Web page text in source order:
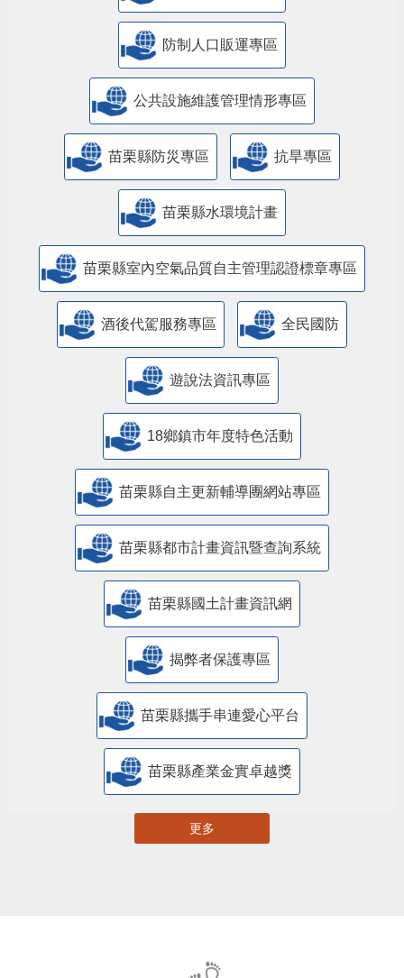
防制人口販運專區
​公共設施維護管理情形專區
苗栗縣防災專區 抗旱專區
苗栗縣水環境計畫
苗栗縣室內空氣品質自主管理認證標章專區
酒後代駕服務專區 全民國防
遊說法資訊專區
18鄉鎮市年度特色活動
苗栗縣自主更新輔導團網站專區
苗栗縣都市計畫資訊暨查詢系統
苗栗縣國土計畫資訊網
揭弊者保護專區
苗栗縣攜手串連愛心平台
苗栗縣產業金實卓越獎
更多